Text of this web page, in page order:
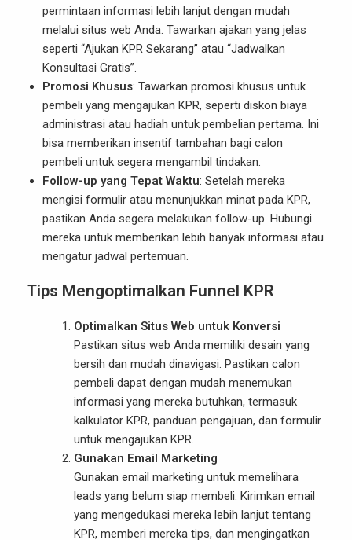
permintaan informasi lebih lanjut dengan mudah
melalui situs web Anda. Tawarkan ajakan yang jelas
seperti “Ajukan KPR Sekarang” atau “Jadwalkan
Konsultasi Gratis”.
Promosi Khusus: Tawarkan promosi khusus untuk
pembeli yang mengajukan KPR, seperti diskon biaya
administrasi atau hadiah untuk pembelian pertama. Ini
bisa memberikan insentif tambahan bagi calon
pembeli untuk segera mengambil tindakan.
Follow-up yang Tepat Waktu: Setelah mereka
mengisi formulir atau menunjukkan minat pada KPR,
pastikan Anda segera melakukan follow-up. Hubungi
mereka untuk memberikan lebih banyak informasi atau
mengatur jadwal pertemuan.
Tips Mengoptimalkan Funnel KPR
Optimalkan Situs Web untuk Konversi
Pastikan situs web Anda memiliki desain yang
bersih dan mudah dinavigasi. Pastikan calon
pembeli dapat dengan mudah menemukan
informasi yang mereka butuhkan, termasuk
kalkulator KPR, panduan pengajuan, dan formulir
untuk mengajukan KPR.
Gunakan Email Marketing
Gunakan email marketing untuk memelihara
leads yang belum siap membeli. Kirimkan email
yang mengedukasi mereka lebih lanjut tentang
KPR, memberi mereka tips, dan mengingatkan